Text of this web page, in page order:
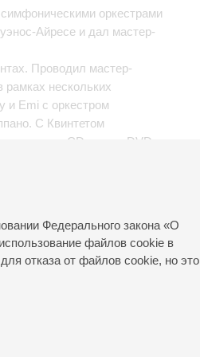
Федерального закона «О
файлов cookie в
отказа от файлов cookie, но это
оркестрами
Айресе и дал мастер-
Проводил мастер-
нескольких
и Emi с оркестром
С Квинтетом
четыре CD и один DVD
Он играет исключительно